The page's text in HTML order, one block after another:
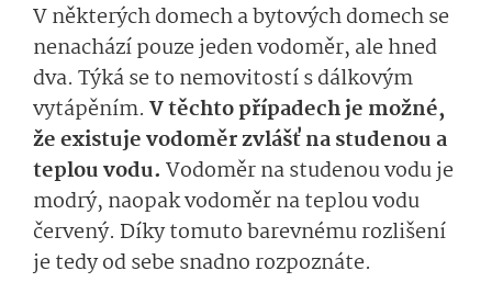
V některých domech a bytových domech se
nenachází pouze jeden vodoměr, ale hned
dva. Týká se to nemovitostí s dálkovým
vytápěním. V těchto případech je možné,
že existuje vodoměr zvlášť na studenou a
teplou vodu. Vodoměr na studenou vodu je
modrý, naopak vodoměr na teplou vodu
červený. Díky tomuto barevnému rozlišení
je tedy od sebe snadno rozpoznáte.